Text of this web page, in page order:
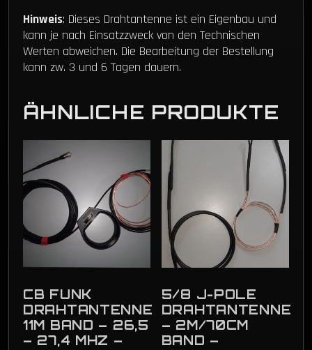
Hinweis: Dieses Drahtantenne ist ein Eigenbau und
kann je nach Einsatzzweck von den Technischen
Werten abweichen. Die Bearbeitung der Bestellung
kann zw. 3 und 6 Tagen dauern.
ÄHNLICHE PRODUKTE
CB FUNK
DRAHTANTENNE
11M BAND – 26,5
– 27,4 MHZ –
5/8 J-POLE
DRAHTANTENNE
– 2M/70CM
BAND –